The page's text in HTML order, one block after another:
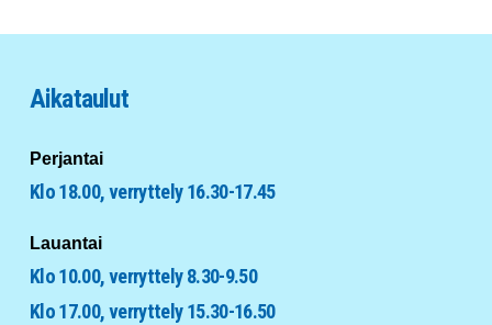
Aikataulut
Perjantai
Klo 18.00, verryttely 16.30-17.45
Lauantai
Klo 10.00, verryttely 8.30-9.50
Klo 17.00, verryttely 15.30-16.50